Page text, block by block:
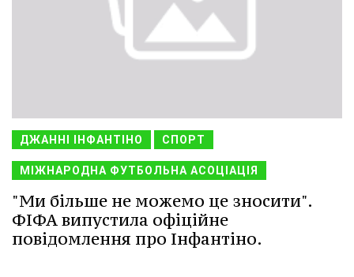
ДЖАННІ ІНФАНТІНО СПОРТ
МІЖНАРОДНА ФУТБОЛЬНА АСОЦІАЦІЯ
"Ми більше не можемо це зносити".
ФІФА випустила офіційне
повідомлення про Інфантіно.